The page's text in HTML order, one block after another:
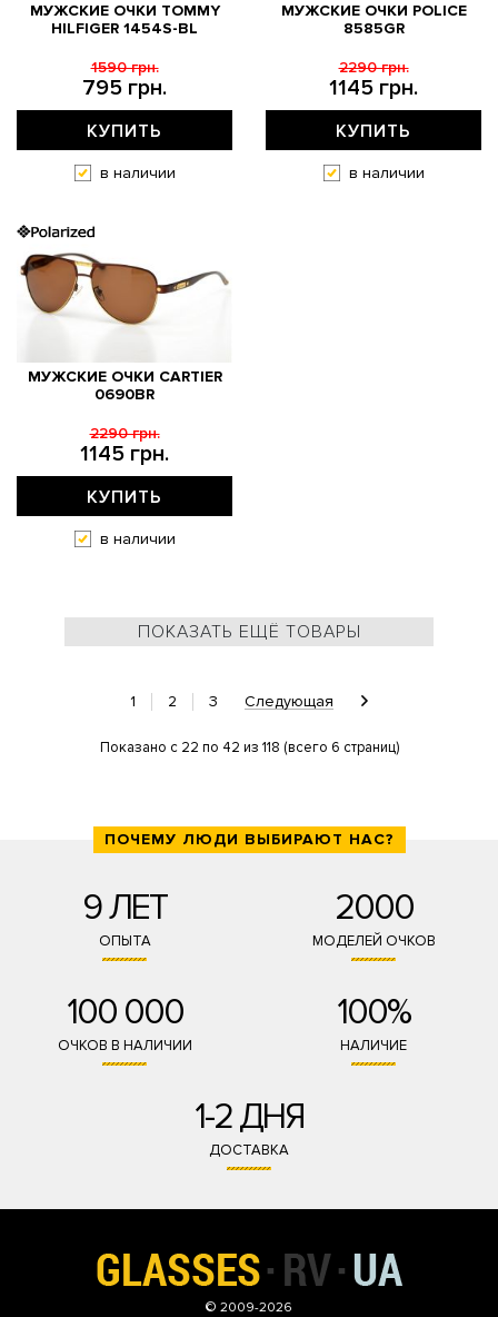
МУЖСКИЕ ОЧКИ TOMMY
HILFIGER 1454S-BL
795 грн.
1590 грн.
КУПИТЬ
в наличии
МУЖСКИЕ ОЧКИ POLICE
8585GR
1145 грн.
2290 грн.
КУПИТЬ
в наличии
МУЖСКИЕ ОЧКИ CARTIER
0690BR
1145 грн.
2290 грн.
КУПИТЬ
в наличии
ПОКАЗАТЬ ЕЩЁ ТОВАРЫ
1 2 3 Следующая
Показано с 22 по 42 из 118 (всего 6 страниц)
ПОЧЕМУ ЛЮДИ ВЫБИРАЮТ НАС?
9 ЛЕТ
ОПЫТА
2000
МОДЕЛЕЙ ОЧКОВ
100 000
ОЧКОВ В НАЛИЧИИ
100%
НАЛИЧИЕ
1-2 ДНЯ
ДОСТАВКА
© 2009-2026